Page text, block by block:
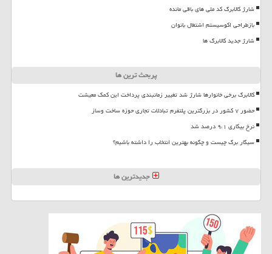
شارژ کالابرگ کد ملی های باقی مانده
بازطراحی اکوسیستم اشتغال بانوان
شارژ جدید کالابرگ ها
پربحث ترین ها
کالابرگ برخی خانوارها شارژ شد تغییر زمانبندی پرداخت این کمک معیشت
حضور ۷ کشور در بزرگترین پلتفرم تبادلات تجاری حوزه ساخت وساز
نرخ بیکاری ۹،۱ درصد شد
سیگار برگ چیست و چگونه بهترین انتخاب را داشته باشیم؟
جدیدترین ها